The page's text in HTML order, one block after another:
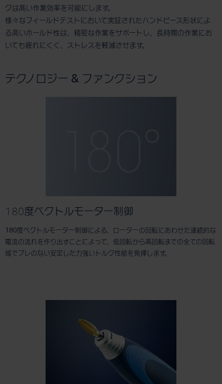
クは高い作業効率を可能にします。
様々なフィールドテストにおいて実証されたハンドピース形状によ
る高いホールド性は、精密な作業をサポートし、長時間の作業にお
いても疲れにくく、ストレスを軽減させます。
テクノロジー & ファンクション
180度ベクトルモーター制御
180度ベクトルモーター制御による、ローターの回転にあわせた連続的な
電流の流れを作り出すことによって、低回転から高回転までの全ての回転
域でブレのない安定した力強いトルク性能を発揮します。